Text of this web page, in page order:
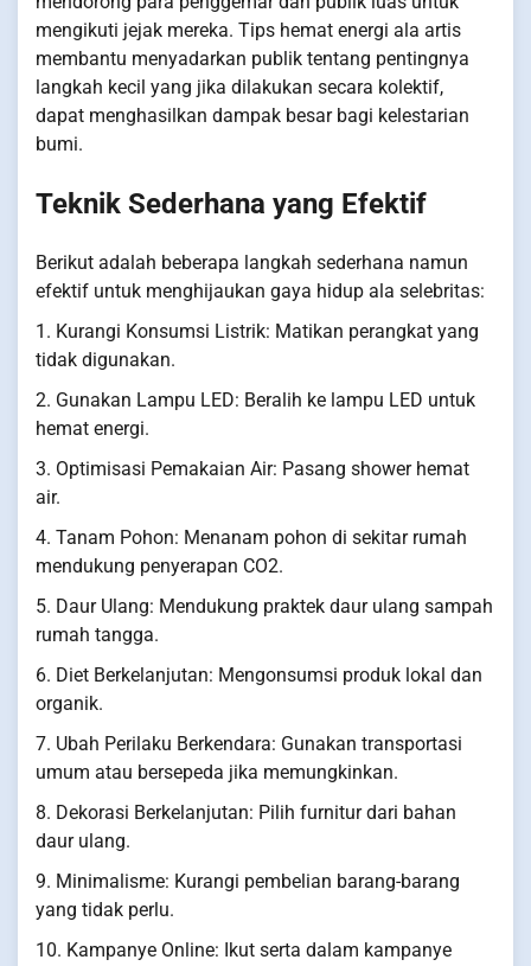
mengikuti jejak mereka. Tips hemat energi ala artis
membantu menyadarkan publik tentang pentingnya
langkah kecil yang jika dilakukan secara kolektif,
dapat menghasilkan dampak besar bagi kelestarian
bumi.
Teknik Sederhana yang Efektif
Berikut adalah beberapa langkah sederhana namun
efektif untuk menghijaukan gaya hidup ala selebritas:
1. Kurangi Konsumsi Listrik: Matikan perangkat yang
tidak digunakan.
2. Gunakan Lampu LED: Beralih ke lampu LED untuk
hemat energi.
3. Optimisasi Pemakaian Air: Pasang shower hemat
air.
4. Tanam Pohon: Menanam pohon di sekitar rumah
mendukung penyerapan CO2.
5. Daur Ulang: Mendukung praktek daur ulang sampah
rumah tangga.
6. Diet Berkelanjutan: Mengonsumsi produk lokal dan
organik.
7. Ubah Perilaku Berkendara: Gunakan transportasi
umum atau bersepeda jika memungkinkan.
8. Dekorasi Berkelanjutan: Pilih furnitur dari bahan
daur ulang.
9. Minimalisme: Kurangi pembelian barang-barang
yang tidak perlu.
10. Kampanye Online: Ikut serta dalam kampanye